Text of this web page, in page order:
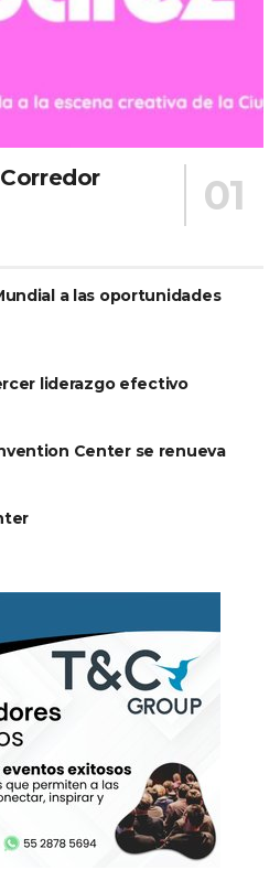
a las oportunidades
liderazgo efectivo
Center se renueva